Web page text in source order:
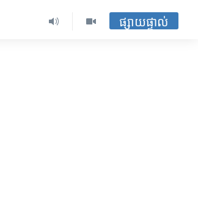
ផ្សាយផ្ទាល់